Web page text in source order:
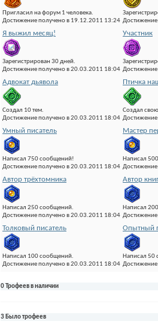
Пригласил на форум 1 человека.
Достижение получено в 19.12.2011 13:24
Я выжил месяц!
Зарегистрирован 30 дней.
Достижение получено в 20.03.2011 18:04
Участник
Адвокат дьявола
Создал 10 тем.
Достижение получено в 20.03.2011 18:04
Птичка
Создал
Умный писатель
Написал 750 сообщений!
Достижение получено в 20.03.2011 18:04
Мастер
Написал
Автор трёхтомника
Написал 250 сообщений.
Достижение получено в 20.03.2011 18:04
Автор
Написал
Толковый писатель
Написал 100 сообщений.
Достижение получено в 20.03.2011 18:04
Опытный
Написал 50
0 Трофеев в наличии
3 Было трофеев